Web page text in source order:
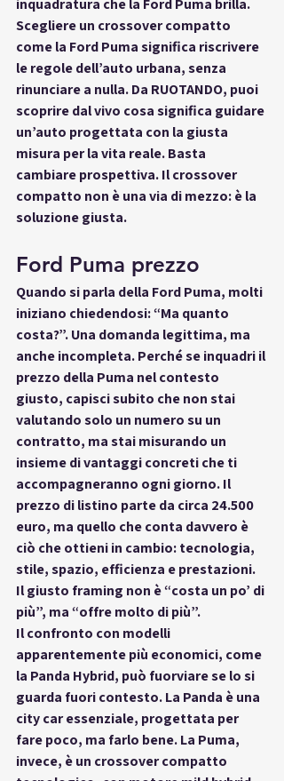
inquadratura che la Ford Puma brilla.
Scegliere un crossover compatto
come la Ford Puma significa riscrivere
le regole dell’auto urbana, senza
rinunciare a nulla. Da RUOTANDO, puoi
scoprire dal vivo cosa significa guidare
un’auto progettata con la giusta
misura per la vita reale. Basta
cambiare prospettiva. Il crossover
compatto non è una via di mezzo: è la
soluzione giusta.
Ford Puma prezzo
Quando si parla della Ford Puma, molti
iniziano chiedendosi: “Ma quanto
costa?”. Una domanda legittima, ma
anche incompleta. Perché se inquadri il
prezzo della Puma nel contesto
giusto, capisci subito che non stai
valutando solo un numero su un
contratto, ma stai misurando un
insieme di vantaggi concreti che ti
accompagneranno ogni giorno. Il
prezzo di listino parte da circa 24.500
euro, ma quello che conta davvero è
ciò che ottieni in cambio: tecnologia,
stile, spazio, efficienza e prestazioni.
Il giusto framing non è “costa un po’ di
più”, ma “offre molto di più”.
Il confronto con modelli
apparentemente più economici, come
la Panda Hybrid, può fuorviare se lo si
guarda fuori contesto. La Panda è una
city car essenziale, progettata per
fare poco, ma farlo bene. La Puma,
invece, è un crossover compatto